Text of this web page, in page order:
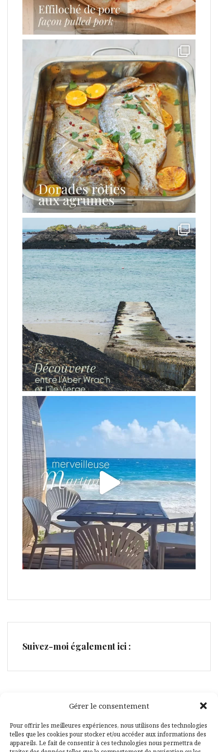
Gérer le consentement
Pour offrir les meilleures expériences, nous utilisons des technologies
telles que les cookies pour stocker et/ou accéder aux informations des
appareils. Le fait de consentir à ces technologies nous permettra de
Suivez-moi également ici :
Facebook
Pinterest